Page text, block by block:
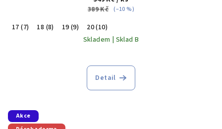
389 Kč (–10 %)
17 (7) 18 (8) 19 (9)
20 (10)
Skladem | Sklad B
Detail
Akce